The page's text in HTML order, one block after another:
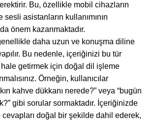
Bu, özellikle mobil cihazların
sesli asistanların kullanımının
önem kazanmaktadır.
daha uzun ve konuşma diline
Bu nedenle, içeriğinizi bu tür
getirmek için doğal dil işleme
Örneğin, kullanıcılar
kahve dükkanı nerede?” veya “bugün
gibi sorular sormaktadır. İçeriğinizde
cevapları doğal bir şekilde dahil ederek,